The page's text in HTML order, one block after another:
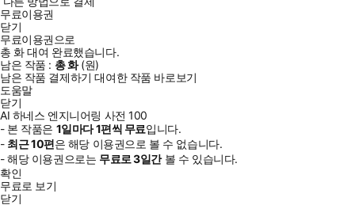
무료이용권
닫기
무료이용권으로
총 화대여 완료했습니다.
남은 작품 : 총화(원)
남은 작품 결제하기 대여한 작품 바로보기
도움말
닫기
AI 하네스 엔지니어링 사전 100
- 본 작품은 1일마다1편씩 무료입니다.
- 최근10편은 해당 이용권으로 볼 수 없습니다.
- 해당 이용권으로는 무료로3일간볼 수 있습니다.
확인
무료로 보기
닫기